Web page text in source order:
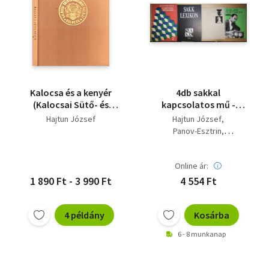
Kalocsa és a kenyér
(Kalocsai Sütő- és
Édesipari Vállalat)
Hajtun József
1 890 Ft - 3 990 Ft
4 példány
4db sakkal
kapcsolatos mű -
Portisch nagymester,
Sakk lexikon,
sakkvilág trónusáért...
Hajtun József
Panov-Esztrin
Online ár:
4 554 Ft
Kosárba
6 - 8 munkanap